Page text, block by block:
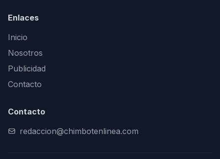
Enlaces
Inicio
Nosotros
Publicidad
Contacto
Contacto
redaccion@chimbotenlinea.com